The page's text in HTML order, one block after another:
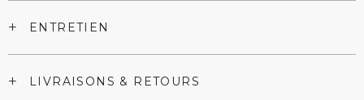
+ ENTRETIEN
+ LIVRAISONS & RETOURS